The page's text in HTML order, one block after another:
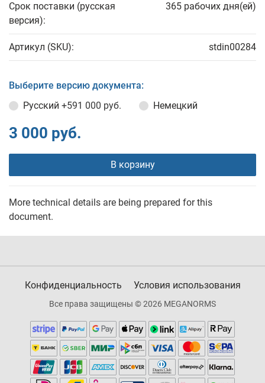
Срок поставки (русская
версия):
365 рабочих дня(ей)
Артикул (SKU): stdin00284
Выберите версию документа:
Русский +591 000 руб. Немецкий
3 000 руб.
В корзину
More technical details are being prepared for this
document.
Конфиденциальность Условия использования
Все права защищены © 2026 MEGANORMS